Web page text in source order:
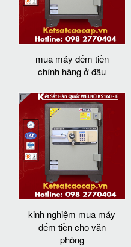
mua máy đếm tiền
chính hãng ở đâu
kinh nghiệm mua máy
đếm tiền cho văn
phòng